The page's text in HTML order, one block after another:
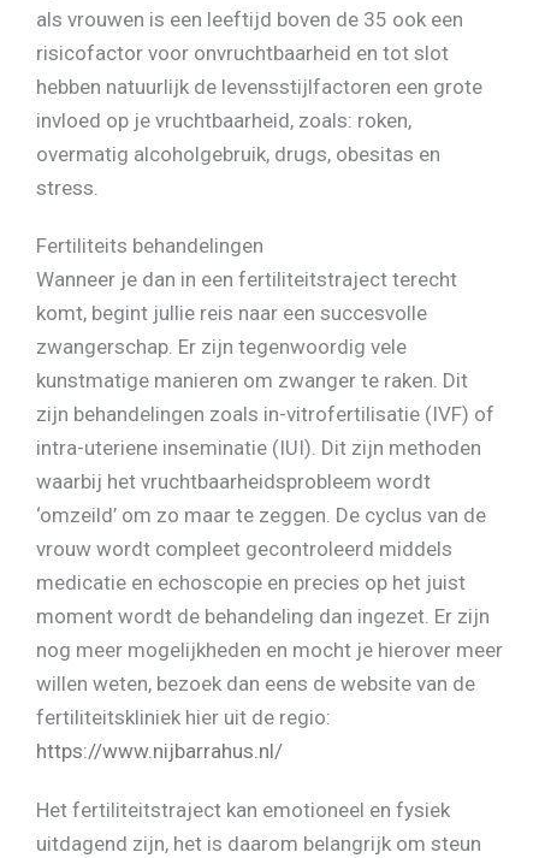
als vrouwen is een leeftijd boven de 35 ook een
risicofactor voor onvruchtbaarheid en tot slot
hebben natuurlijk de levensstijlfactoren een grote
invloed op je vruchtbaarheid, zoals: roken,
overmatig alcoholgebruik, drugs, obesitas en
stress.
Fertiliteits behandelingen
Wanneer je dan in een fertiliteitstraject terecht
komt, begint jullie reis naar een succesvolle
zwangerschap. Er zijn tegenwoordig vele
kunstmatige manieren om zwanger te raken. Dit
zijn behandelingen zoals in-vitrofertilisatie (IVF) of
intra-uteriene inseminatie (IUI). Dit zijn methoden
waarbij het vruchtbaarheidsprobleem wordt
‘omzeild’ om zo maar te zeggen. De cyclus van de
vrouw wordt compleet gecontroleerd middels
medicatie en echoscopie en precies op het juist
moment wordt de behandeling dan ingezet. Er zijn
nog meer mogelijkheden en mocht je hierover meer
willen weten, bezoek dan eens de website van de
fertiliteitskliniek hier uit de regio:
https://www.nijbarrahus.nl/
Het fertiliteitstraject kan emotioneel en fysiek
uitdagend zijn, het is daarom belangrijk om steun